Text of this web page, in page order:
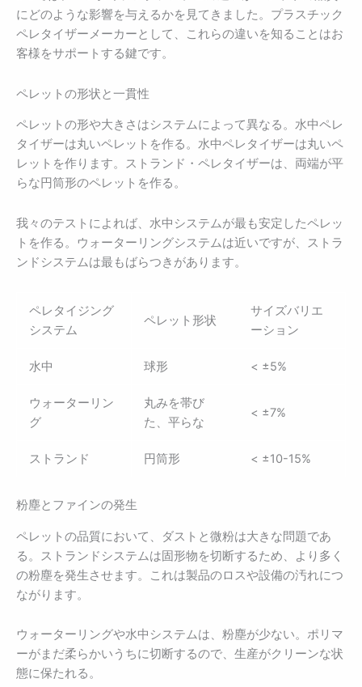
にどのような影響を与えるかを見てきました。プラスチック
ペレタイザーメーカーとして、これらの違いを知ることはお
客様をサポートする鍵です。
ペレットの形状と一貫性
ペレットの形や大きさはシステムによって異なる。水中ペレ
タイザーは丸いペレットを作る。水中ペレタイザーは丸いペ
レットを作ります。ストランド・ペレタイザーは、両端が平
らな円筒形のペレットを作る。
我々のテストによれば、水中システムが最も安定したペレッ
トを作る。ウォーターリングシステムは近いですが、ストラ
ンドシステムは最もばらつきがあります。
ペレタイジング
システム
ペレット形状
サイズバリエ
ーション
水中 球形 < ±5%
ウォーターリン
グ
丸みを帯び
た、平らな
< ±7%
ストランド 円筒形 < ±10-15%
粉塵とファインの発生
ペレットの品質において、ダストと微粉は大きな問題であ
る。ストランドシステムは固形物を切断するため、より多く
の粉塵を発生させます。これは製品のロスや設備の汚れにつ
ながります。
ウォーターリングや水中システムは、粉塵が少ない。ポリマ
ーがまだ柔らかいうちに切断するので、生産がクリーンな状
態に保たれる。